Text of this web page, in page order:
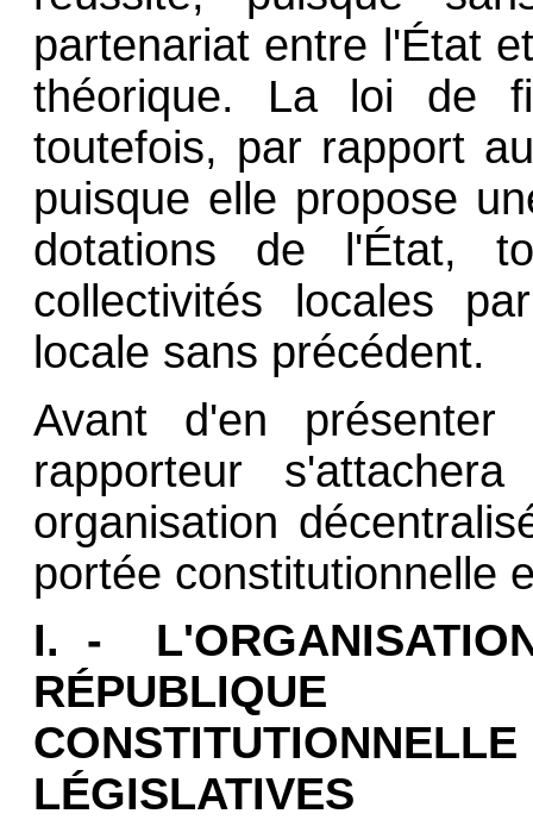
partenariat entre l'État
théorique. La loi de
toutefois, par rapport
puisque elle propose
dotations de l'État,
collectivités locales
locale sans précédent.
Avant d'en
rapporteur
organisation
portée constitutionnelle
I. -
RÉPUBLIQUE
LÉGISLATIVES